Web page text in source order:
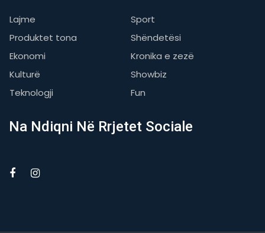
Lajme
Sport
Produktet tona
Shëndetësi
Ekonomi
Kronika e zezë
Kulturë
Showbiz
Teknologji
Fun
Na Ndiqni Në Rrjetet Sociale